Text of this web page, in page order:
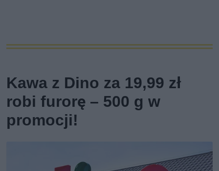
Kawa z Dino za 19,99 zł
robi furorę – 500 g w
promocji!